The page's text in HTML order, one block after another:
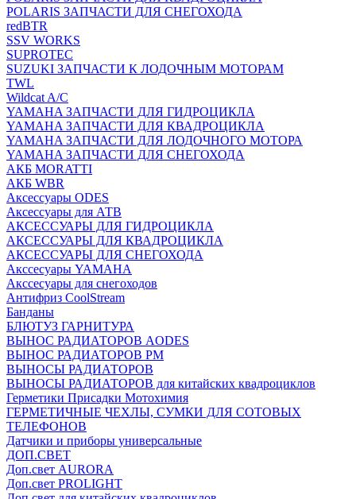
POLARIS ЗАПЧАСТИ ДЛЯ СНЕГОХОДА
redBTR
SSV WORKS
SUPROTEC
SUZUKI ЗАПЧАСТИ К ЛОДОЧНЫМ МОТОРАМ
TWL
Wildcat A/C
YAMAHA ЗАПЧАСТИ ДЛЯ ГИДРОЦИКЛА
YAMAHA ЗАПЧАСТИ ДЛЯ КВАДРОЦИКЛА
YAMAHA ЗАПЧАСТИ ДЛЯ ЛОДОЧНОГО МОТОРА
YAMAHA ЗАПЧАСТИ ДЛЯ СНЕГОХОДА
АКБ MORATTI
АКБ WBR
Аксессуары ODES
Аксессуары для АТВ
АКСЕССУАРЫ ДЛЯ ГИДРОЦИКЛА
АКСЕССУАРЫ ДЛЯ КВАДРОЦИКЛА
АКСЕССУАРЫ ДЛЯ СНЕГОХОДА
Акссесуары YAMAHA
Акссесуары для снегоходов
Антифриз CoolStream
Банданы
БЛЮТУЗ ГАРНИТУРА
ВЫНОС РАДИАТОРОВ AODES
ВЫНОС РАДИАТОРОВ РМ
ВЫНОСЫ РАДИАТОРОВ
ВЫНОСЫ РАДИАТОРОВ для китайских квадроциклов
Герметики Присадки Мотохимия
ГЕРМЕТИЧНЫЕ ЧЕХЛЫ, СУМКИ ДЛЯ СОТОВЫХ
ТЕЛЕФОНОВ
Датчики и приборы универсальные
ДОП.СВЕТ
Доп.свет AURORA
Доп.свет PROLIGHT